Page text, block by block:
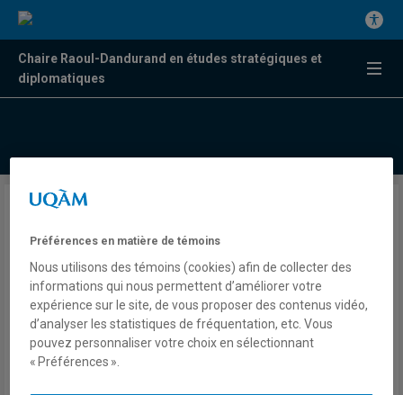
Chaire Raoul-Dandurand en études stratégiques et
diplomatiques
Macron et la France militaire
au Mali
Par Bruno Charbonneau
Bulletin du Centre FrancoPaix en résolution des conflits et
Préférences en matière de témoins
Nous utilisons des témoins (cookies) afin de collecter des
informations qui nous permettent d’améliorer votre
expérience sur le site, de vous proposer des contenus vidéo,
d’analyser les statistiques de fréquentation, etc. Vous
pouvez personnaliser votre choix en sélectionnant
« Préférences ».